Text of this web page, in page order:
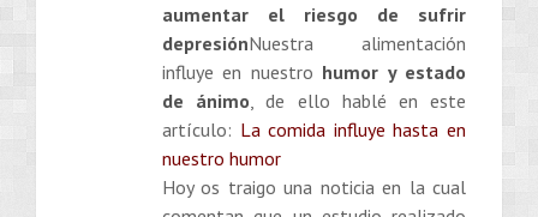
aumentar el riesgo de sufrir
depresiónNuestra alimentación
influye en nuestro humor y estado
de ánimo , de ello hablé en este
artículo: La comida influye hasta en
nuestro humor
Hoy os traigo una noticia en la cual